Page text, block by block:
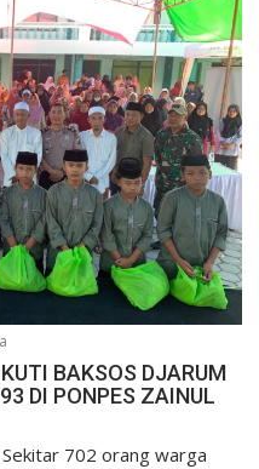
BAKSOS DJARUM
DI PONPES ZAINUL
702 orang warga